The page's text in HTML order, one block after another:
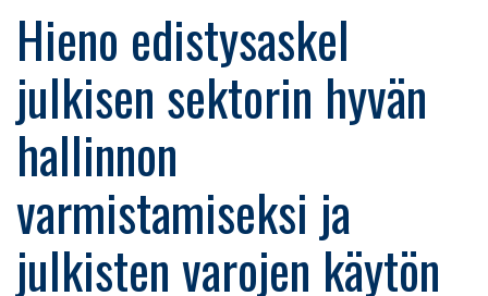
Hieno edistysaskel
julkisen sektorin hyvän
hallinnon
varmistamiseksi ja
julkisten varojen käytön